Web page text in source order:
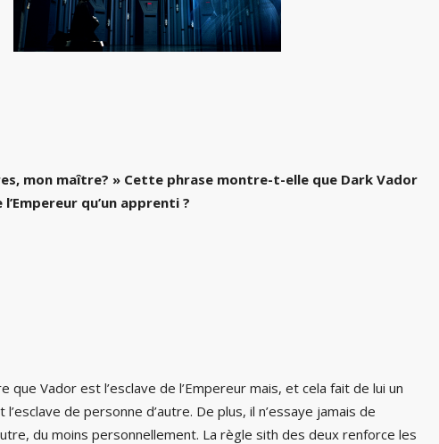
mon maître? » Cette phrase montre-t-elle que Dark Vador
qu’un apprenti ?
que Vador est l’esclave de l’Empereur mais, et cela fait de lui un
l’esclave de personne d’autre. De plus, il n’essaye jamais de
du moins personnellement. La règle sith des deux renforce les